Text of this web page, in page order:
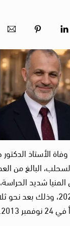
الأستاذ
شديد الحراسة،
الموافق 9 فبراير 2026، وذلك
2013.